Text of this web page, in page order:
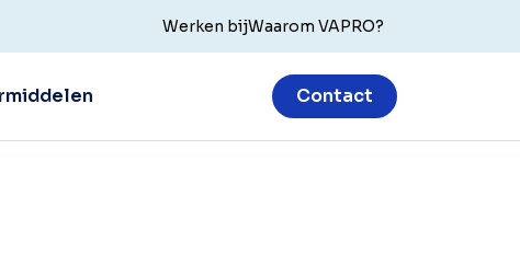
Werken bijWaarom VAPRO?
Contact